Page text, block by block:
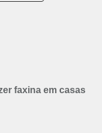
faxina em casas